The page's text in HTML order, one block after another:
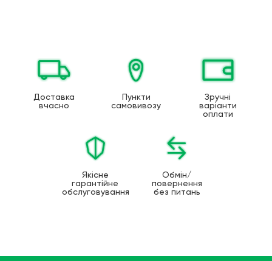
Доставка
вчасно
Пункти
самовивозу
Зручні
варіанти
оплати
Якісне
гарантійне
обслуговування
Обмін/
повернення
без питань